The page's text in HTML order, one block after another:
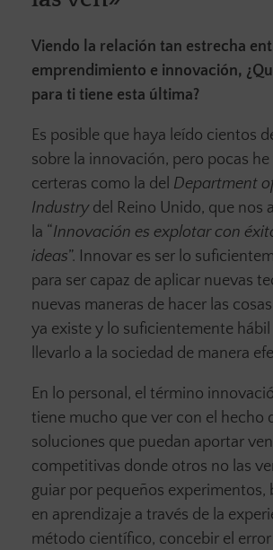
Viendo la relación tan estrecha
emprendimiento e innovación,
para ti tiene esta última?
Es posible que haya leído cientos
sobre la innovación, pero pocas
certeras como la del Department
Industry del Reino Unido, que nos
la “Innovación es explotar con
ideas”. Innovar es ser lo
para ser capaz de aplicar nuevas
nuevas maneras de hacer las
ya existe y lo suficientemente
llevarlo a la sociedad de manera
En lo personal, el término
tiene mucho que ver con el hecho
soluciones que puedan aportar
competitivas donde otros no las
guiar por pequeños experimentos,
en aprendizaje a través de la
método científico, concebir el